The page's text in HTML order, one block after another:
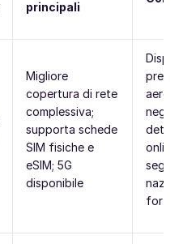
principali
Migliore
copertura di rete
complessiva;
supporta schede
SIM fisiche e
eSIM; 5G
disponibile
presso
online;
forte